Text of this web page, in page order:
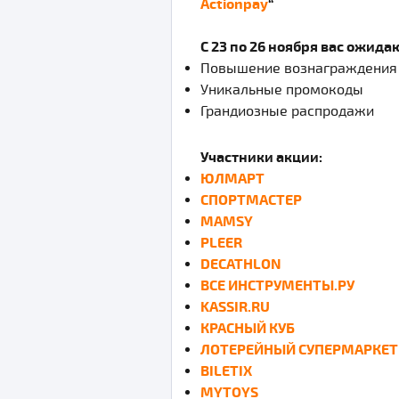
Actionpay“
С 23 по 26 ноября вас
Повышение вознаграждения
Уникальные промокоды
Грандиозные распродажи
Участники акции:
ЮЛМАРТ
СПОРТМАСТЕР
MAMSY
PLEER
DECATHLON
ВСЕ ИНСТРУМЕНТЫ.РУ
KASSIR.RU
КРАСНЫЙ КУБ
ЛОТЕРЕЙНЫЙ СУПЕРМАРКЕТ
BILETIX
MYTOYS